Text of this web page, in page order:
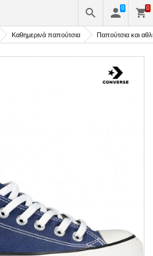
0 0
Καθημερινά παπούτσια Παπούτσια και